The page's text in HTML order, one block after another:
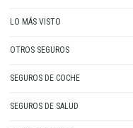
LO MÁS VISTO
OTROS SEGUROS
SEGUROS DE COCHE
SEGUROS DE SALUD